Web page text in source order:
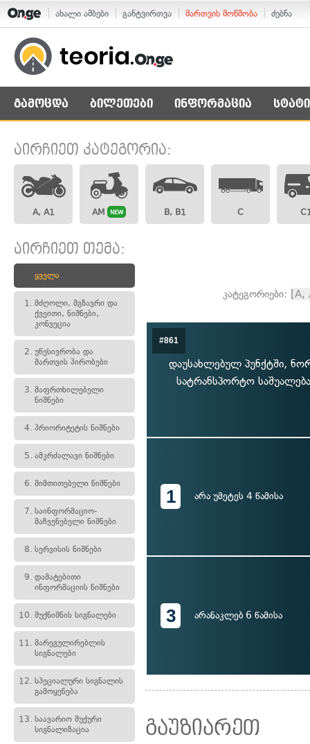
ახალი ამბები განტვირთვა მართვის მოწმობა ძებნა
გამოცდა ბილეთები ინფორმაცია
აირჩიეთ კატეგორია:
A, A1 AM NEW B, B1 C
აირჩიეთ თემა:
ყველა
1. მძღოლი, მგზავრი და
ქვეითი, ნიშნები,
კონვეცია
2. უწესივრობა და
მართვის პირობები
3. მაფრთხილებელი
ნიშნები
4. პრიორიტეტის ნიშნები
5. ამკრძალავი ნიშნები
6. მიმთითებელი ნიშნები
7. საინფორმაციო-
მაჩვენებელი ნიშნები
8. სერვისის ნიშნები
9. დამატებითი
ინფორმაციის ნიშნები
10. შუქნიშნის სიგნალები
11. მარეგულირებლის
სიგნალები
12. სპეციალური სიგნალის
გამოყენება
13. საავარიო შუქური
სიგნალიზაცია
კატეგორიები: [A,
#861
დაუსახლებულ პუნქტში,
სატრანსპორტო
1 არა უმეტეს 4 წამისა
3 არანაკლებ 6 წამისა
გაუზიარეთ